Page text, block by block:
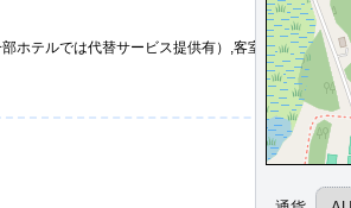
テルでは代替サービス提供有）,客室アップグレ